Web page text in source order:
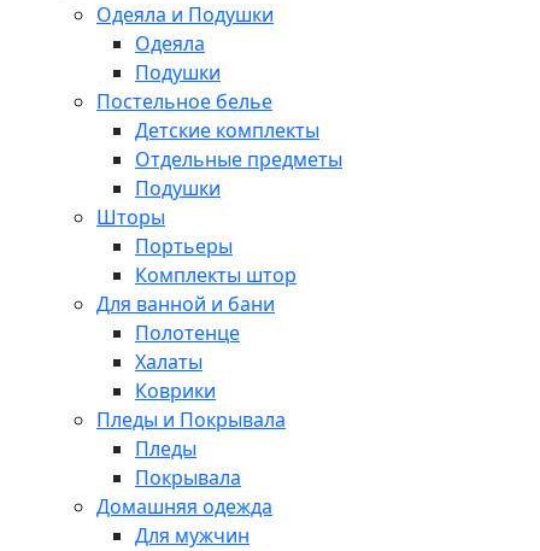
Одеяла и Подушки
Одеяла
Подушки
Постельное белье
Детские комплекты
Отдельные предметы
Подушки
Шторы
Портьеры
Комплекты штор
Для ванной и бани
Полотенце
Халаты
Коврики
Пледы и Покрывала
Пледы
Покрывала
Домашняя одежда
Для мужчин